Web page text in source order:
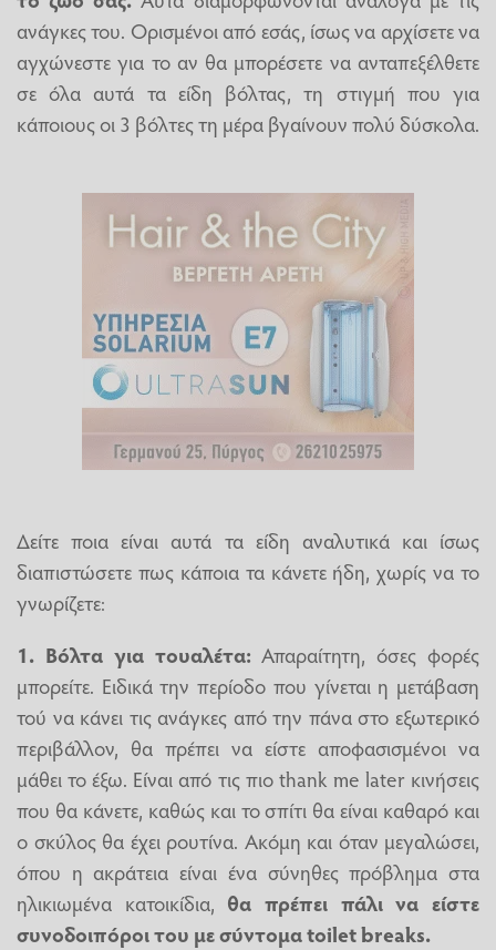
ανάγκες του. Ορισμένοι από εσάς, ίσως να αρχίσετε να
αγχώνεστε για το αν θα μπορέσετε να ανταπεξέλθετε
σε όλα αυτά τα είδη βόλτας, τη στιγμή που για
κάποιους οι 3 βόλτες τη μέρα βγαίνουν πολύ δύσκολα.
Δείτε ποια είναι αυτά τα είδη αναλυτικά και ίσως
διαπιστώσετε πως κάποια τα κάνετε ήδη, χωρίς να το
γνωρίζετε:
1. Βόλτα για τουαλέτα:Απαραίτητη, όσες φορές
μπορείτε. Ειδικά την περίοδο που γίνεται η μετάβαση
τού να κάνει τις ανάγκες από την πάνα στο εξωτερικό
περιβάλλον, θα πρέπει να είστε αποφασισμένοι να
μάθει το έξω. Είναι από τις πιο thank me later κινήσεις
που θα κάνετε, καθώς και το σπίτι θα είναι καθαρό και
ο σκύλος θα έχει ρουτίνα. Ακόμη και όταν μεγαλώσει,
όπου η ακράτεια είναι ένα σύνηθες πρόβλημα στα
ηλικιωμένα κατοικίδια, θα πρέπει πάλι να είστε
συνοδοιπόροι του με σύντομαtoilet breaks.